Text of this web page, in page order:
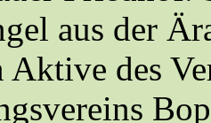
aus der
Aktive des